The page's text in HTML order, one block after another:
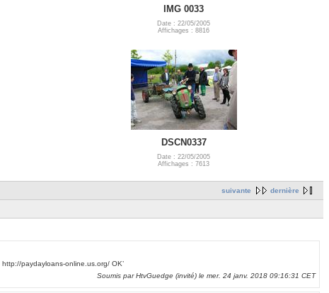
IMG 0033
Date : 22/05/2005
Affichages : 8816
DSCN0337
Date : 22/05/2005
Affichages : 7613
suivante dernière
http://paydayloans-online.us.org/ OK’
Soumis par HtvGuedge (invité) le mer. 24 janv. 2018 09:16:31 CET